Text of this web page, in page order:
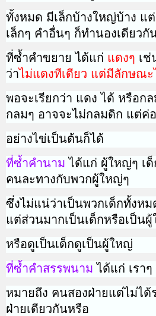
ทั้งหมด มีเล็กบ้างใหญ่บ้าง แ
เล็กๆ คำอื่นๆ ก็ทำนองเดียวกั
ที่ซ้ำคำขยาย ได้แก่ แดงๆ เช่
ว่าไม่แดงทีเดียว แต่มีลักษณะ
พอจะเรียกว่า แดง ได้ หรือก
กลมๆ อาจจะไม่กลมดิก แต่ค่
อย่างไข่เป็นต้นก็ได้
ที่ซ้ำคำนาม ได้แก่ ผู้ใหญ่ๆ เด็
คนละทางกับพวกผู้ใหญ่ๆ
ซึ่งไม่แน่ว่าเป็นพวกเด็กทั้งห
แต่ส่วนมากเป็นเด็กหรือเป็น
หรือดูเป็นเด็กดูเป็นผู้ใหญ่
ที่ซ้ำคำสรรพนาม ได้แก่ เราๆ
หมายถึง คนสองฝ่ายแต่ไม่ได้
ฝ่ายเดียวกันหรือ